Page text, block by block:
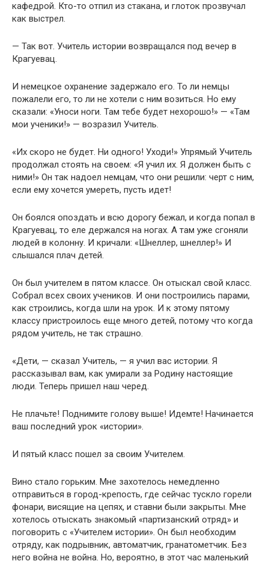
кафедрой. Кто-то отпил из стакана, и глоток прозвучал
как выстрел.
— Так вот. Учитель истории возвращался под вечер в
Крагуевац.
И немецкое охранение задержало его. То ли немцы
пожалели его, то ли не хотели с ним возиться. Но ему
сказали: «Уноси ноги. Там тебе будет нехорошо!» — «Там
мои ученики!» — возразил Учитель.
«Их скоро не будет. Ни одного! Уходи!» Упрямый Учитель
продолжал стоять на своем: «Я учил их. Я должен быть с
ними!» Он так надоел немцам, что они решили: черт с ним,
если ему хочется умереть, пусть идет!
Он боялся опоздать и всю дорогу бежал, и когда попал в
Крагуевац, то еле держался на ногах. А там уже сгоняли
людей в колонну. И кричали: «Шнеллер, шнеллер!» И
слышался плач детей.
Он был учителем в пятом классе. Он отыскал свой класс.
Собрал всех своих учеников. И они построились парами,
как строились, когда шли на урок. И к этому пятому
классу пристроилось еще много детей, потому что когда
рядом учитель, не так страшно.
«Дети, — сказал Учитель, — я учил вас истории. Я
рассказывал вам, как умирали за Родину настоящие
люди. Теперь пришел наш черед.
Не плачьте! Поднимите голову выше! Идемте! Начинается
ваш последний урок «истории».
И пятый класс пошел за своим Учителем.
Вино стало горьким. Мне захотелось немедленно
отправиться в город-крепость, где сейчас тускло горели
фонари, висящие на цепях, и ставни были закрыты. Мне
хотелось отыскать знакомый «партизанский отряд» и
поговорить с «Учителем истории». Он был необходим
отряду, как подрывник, автоматчик, гранатометчик. Без
него война не война. Но, вероятно, в этот час маленький